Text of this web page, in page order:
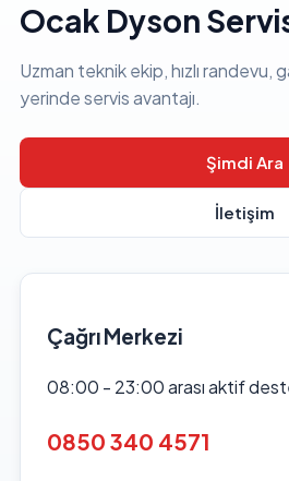
Ocak Dyson
Uzman teknik ekip, hızlı randevu,
yerinde servis avantajı.
Şimdi Ara
İletişim
Çağrı Merkezi
08:00 - 23:00 arası aktif
0850 340 4571